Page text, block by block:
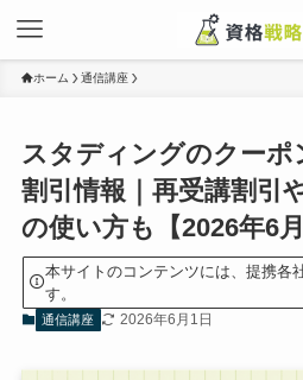
ホーム 通信講座
スタディングのクーポ
割引情報｜再受講割引
の使い方も【2026年6月
本サイトのコンテンツには、提携各
す。
通信講座 2026年6月1日